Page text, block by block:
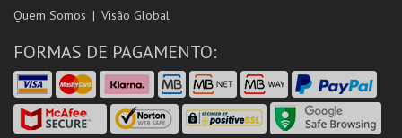
Quem Somos Visão Global
FORMAS DE PAGAMENTO: